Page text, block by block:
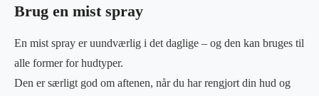
Brug en mist spray
En mist spray er uundværlig i det daglige – og den kan bruges til
alle former for hudtyper.
Den er særligt god om aftenen, når du har rengjort din hud og